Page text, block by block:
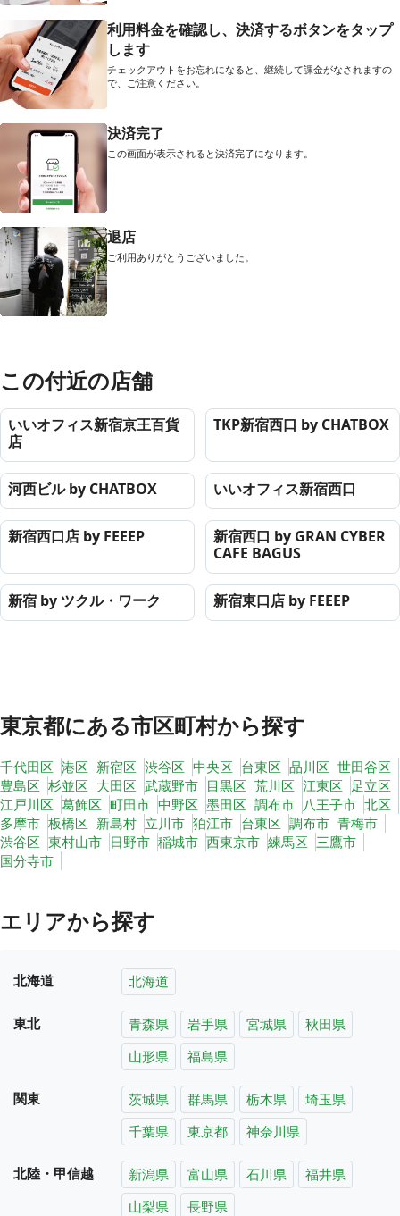
利用料金を確認し、決済するボタンをタップ
します
チェックアウトをお忘れになると、継続して課金がなされますの
で、ご注意ください。
決済完了
この画面が表示されると決済完了になります。
退店
ご利用ありがとうございました。
この付近の店舗
いいオフィス新宿京王百貨
店
TKP新宿西口 by CHATBOX
河西ビル by CHATBOX いいオフィス新宿西口
新宿西口店 by FEEEP
新宿西口 by GRAN CYBER
CAFE BAGUS
新宿 by ツクル・ワーク 新宿東口店 by FEEEP
東京都にある市区町村から探す
千代田区 港区 新宿区 渋谷区 中央区 台東区 品川区 世田谷区
豊島区 杉並区 大田区 武蔵野市 目黒区 荒川区 江東区 足立区
江戸川区 葛飾区 町田市 中野区 墨田区 調布市 八王子市 北区
多摩市 板橋区 新島村 立川市 狛江市 台東区 調布市 青梅市
渋谷区 東村山市 日野市 稲城市 西東京市 練馬区 三鷹市
国分寺市
エリアから探す
北海道 北海道
東北 青森県 岩手県 宮城県
秋田県
山形県
福島県
関東 茨城県 群馬県 栃木県
埼玉県
千葉県
東京都 神奈川県
北陸・甲信越 新潟県 富山県 石川県
福井県
山梨県
長野県